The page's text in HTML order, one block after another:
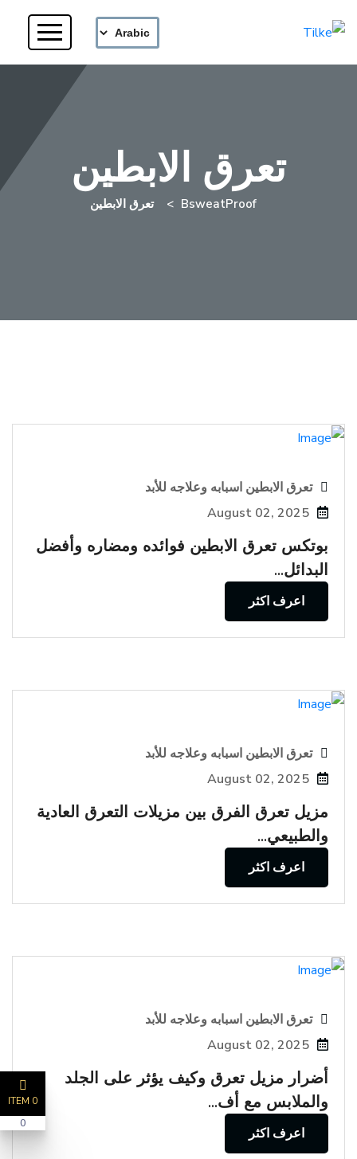
تعرق الابطين
BsweatProof تعرق الابطين
تعرق الابطين اسبابه وعلاجه للأبد
August 02, 2025
بوتكس تعرق الابطين فوائده ومضاره وأفضل
البدائل...
اعرف اكثر
تعرق الابطين اسبابه وعلاجه للأبد
August 02, 2025
مزيل تعرق الفرق بين مزيلات التعرق العادية
والطبيعي...
اعرف اكثر
تعرق الابطين اسبابه وعلاجه للأبد
August 02, 2025
أضرار مزيل تعرق وكيف يؤثر على الجلد
والملابس مع أف...
اعرف اكثر
0 ITEM
0